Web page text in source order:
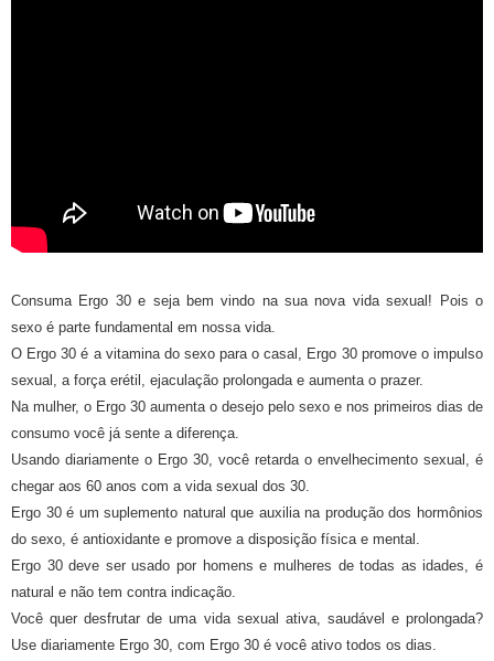
Consuma Ergo 30 e seja bem vindo na sua nova vida sexual! Pois o
sexo é parte fundamental em nossa vida.
O Ergo 30 é a vitamina do sexo para o casal, Ergo 30 promove o impulso
sexual, a força erétil, ejaculação prolongada e aumenta o prazer.
Na mulher, o Ergo 30 aumenta o desejo pelo sexo e nos primeiros dias de
consumo você já sente a diferença.
Usando diariamente o Ergo 30, você retarda o envelhecimento sexual, é
chegar aos 60 anos com a vida sexual dos 30.
Ergo 30 é um suplemento natural que auxilia na produção dos hormônios
do sexo, é antioxidante e promove a disposição física e mental.
Ergo 30 deve ser usado por homens e mulheres de todas as idades, é
natural e não tem contra indicação.
Você quer desfrutar de uma vida sexual ativa, saudável e prolongada?
Use diariamente Ergo 30, com Ergo 30 é você ativo todos os dias.